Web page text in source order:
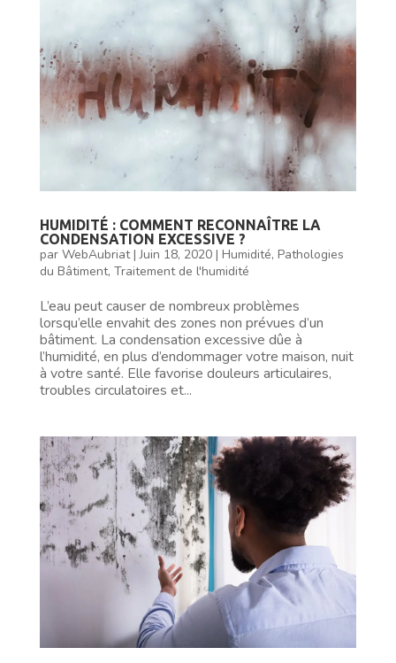
HUMIDITÉ : COMMENT RECONNAÎTRE LA
CONDENSATION EXCESSIVE ?
par WebAubriat|Juin 18, 2020| Humidité, Pathologies
du Bâtiment, Traitement de l'humidité
L’eau peut causer de nombreux problèmes
lorsqu’elle envahit des zones non prévues d’un
bâtiment. La condensation excessive dûe à
l’humidité, en plus d’endommager votre maison, nuit
à votre santé. Elle favorise douleurs articulaires,
troubles circulatoires et...